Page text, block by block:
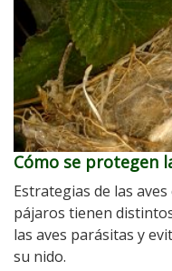
Cómo se protegen
Estrategias de las
pájaros tienen
las aves parásitas y
su nido.